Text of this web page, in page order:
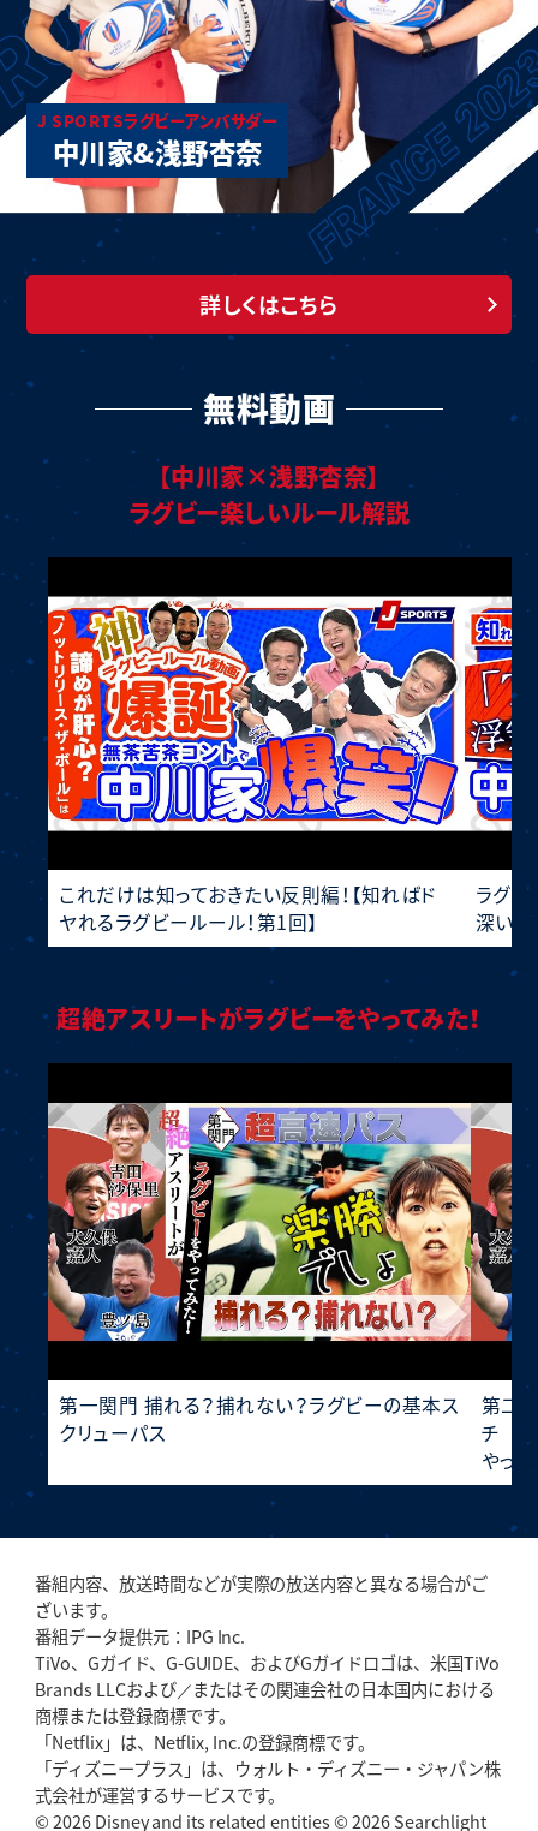
詳しくはこちら
J SPORTSラグビーアンバサダー
中川家&浅野杏奈
無料動画
【中川家×浅野杏奈】
ラグビー楽しいルール解説
これだけは知っておきたい反則編！【知ればド
ヤれるラグビールール！第1回】
ラグビ
深い！
超絶アスリートがラグビーをやってみた！
第一関門 捕れる？捕れない？ラグビーの基本ス
クリューパス
第二
チ そ
やって
番組内容、放送時間などが実際の放送内容と異なる場合がご
ざいます。
番組データ提供元：IPG Inc.
TiVo、Gガイド、G-GUIDE、およびGガイドロゴは、米国TiVo
Brands LLCおよび／またはその関連会社の日本国内における
商標または登録商標です。
「Netflix」は、Netflix, Inc.の登録商標です。
「ディズニープラス」は、ウォルト・ディズニー・ジャパン株
式会社が運営するサービスです。
© 2026 Disney and its related entities © 2026 Searchlight